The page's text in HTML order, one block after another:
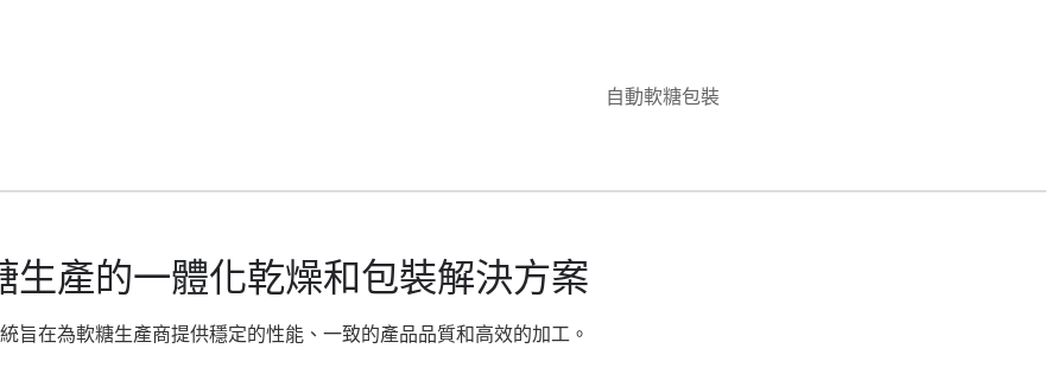
自動軟糖包裝
生產的一體化乾燥和包裝解決方案
旨在為軟糖生產商提供穩定的性能、一致的產品品質和高效的加工。